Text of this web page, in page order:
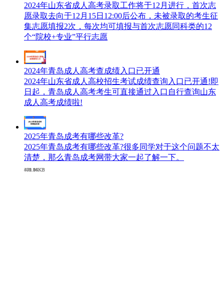
451.86KB
379.84KB
476.96KB
402.14KB
2024年山东省成人高考录取工作将于12月进行，首次志
愿录取去向于12月15日12:00后公布，未被录取的考生征
集志愿填报2次，每次均可填报与首次志愿同科类的12
个“院校+专业”平行志愿
2024年青岛成人高考查成绩入口已开通
2024年山东省成人高校招生考试成绩查询入口已开通!即
日起，青岛成人高考考生可直接通过入口自行查询山东
成人高考成绩啦!
2025年青岛成考有哪些改革?
2025年青岛成考有哪些改革?很多同学对于这个问题不太
清楚，那么青岛成考网带大家一起了解一下。